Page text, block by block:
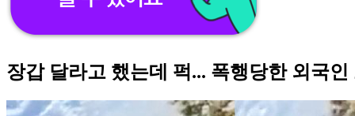
장갑 달라고 했는데 퍽... 폭행당한 외국인